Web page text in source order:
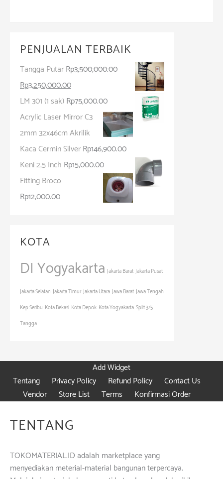
PENJUALAN TERBAIK
Tangga PutarRp3,500,000.00
Rp3,250,000.00
LM 301 (1 sak)Rp75,000.00
Acrylic Laser Mirror C3
2mm 32x46cm Akrilik
Kaca Cermin SilverRp146,900.00
Keni 2,5 Inch Rp15,000.00
Fitting Broco
Rp12,000.00
KOTA
DI Yogyakarta Jakarta Barat Jakarta Pusat
Jakarta Selatan Jakarta Timur Jakarta Utara Jawa Barat Jawa Tengah
Kep Seribu Kota Bekasi Kota Depok Kota Yogyakarta Split 3/5
Tangga
Add Widget
Tentang
Privacy Policy Refund Policy
Contact Us
Vendor
Store List Terms Konfirmasi Order
TENTANG
TOKOMATERIAL.ID adalah marketplace yang
menyediakan meterial-material bangunan terpercaya.